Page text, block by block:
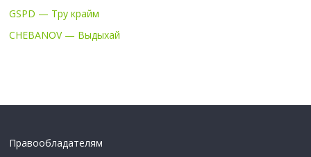
GSPD — Тру крайм
CHEBANOV — Выдыхай
Правообладателям